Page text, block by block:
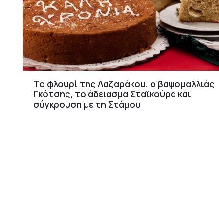
Το φλουρί της Λαζαράκου, ο βαψομαλλιάς
Γκότσης, το άδειασμα Σταϊκούρα και
σύγκρουση με τη Στάμου